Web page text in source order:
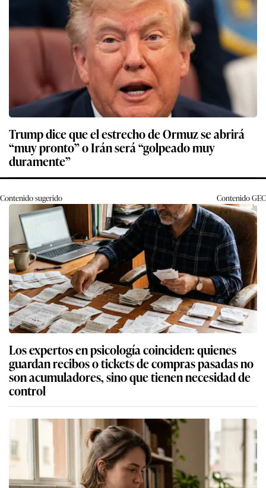
Trump dice que el estrecho de Ormuz se abrirá
“muy pronto” o Irán será “golpeado muy
duramente”
Contenido sugerido ContenidoGEC
Los expertos en psicología coinciden: quienes
guardan recibos o tickets de compras pasadas no
son acumuladores, sino que tienen necesidad de
control